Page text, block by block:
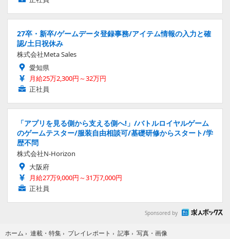
27卒・新卒/ゲームデータ登録事務/アイテム情報の入力と確
認/土日祝休み
株式会社Meta Sales
愛知県
月給25万2,300円～32万円
正社員
「アプリを見る側から支える側へ!」/バトルロイヤルゲーム
のゲームテスター/服装自由相談可/基礎研修からスタート/学
歴不問
株式会社N-Horizon
大阪府
月給27万9,000円～31万7,000円
正社員
Sponsored by
ホーム › 連載・特集 › プレイレポート › 記事 › 写真・画像